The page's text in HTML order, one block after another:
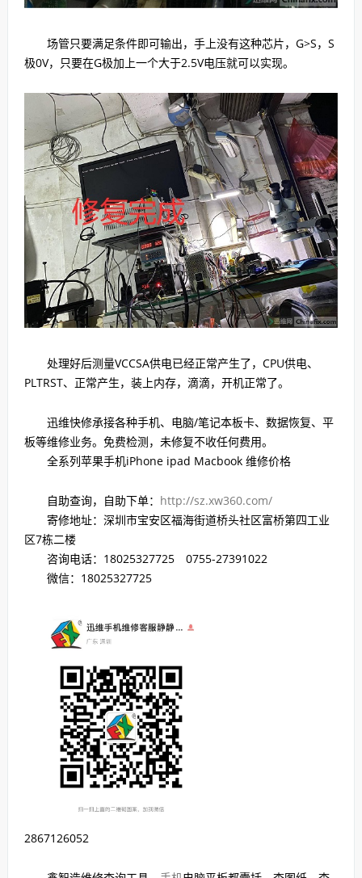
场管只要满足条件即可输出，手上没有这种芯片，G>S，S
极0V，只要在G极加上一个大于2.5V电压就可以实现。
处理好后测量VCCSA供电已经正常产生了，CPU供电、
PLTRST、正常产生，装上内存，滴滴，开机正常了。
迅维快修承接各种手机、电脑/笔记本板卡、数据恢复、平
板等维修业务。免费检测，未修复不收任何费用。
全系列苹果手机iPhone ipad Macbook 维修价格
自助查询，自助下单： http://sz.xw360.com/
寄修地址：深圳市宝安区福海街道桥头社区富桥第四工业
区7栋二楼
咨询电话：18025327725 0755-27391022
微信：18025327725
2867126052